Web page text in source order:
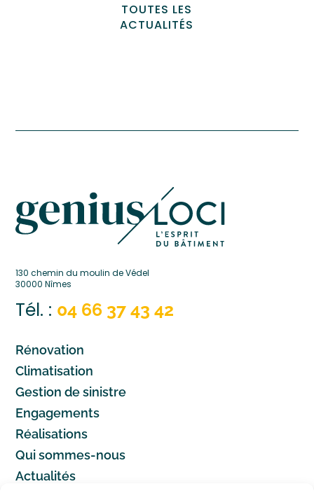
TOUTES LES
ACTUALITÉS
130 chemin du moulin de Védel
30000 Nîmes
Tél. : 04 66 37 43 42
Rénovation
Climatisation
Gestion de sinistre
Engagements
Réalisations
Qui sommes-nous
Actualités